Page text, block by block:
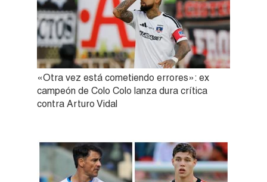
«Otra vez está cometiendo errores»: ex
campeón de Colo Colo lanza dura crítica
contra Arturo Vidal